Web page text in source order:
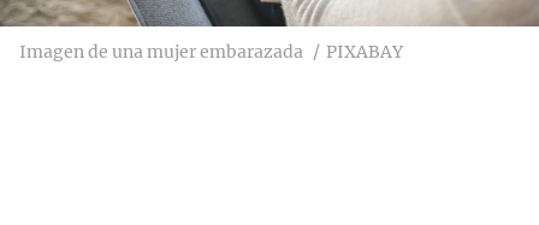
Imagen de una mujer embarazada PIXABAY